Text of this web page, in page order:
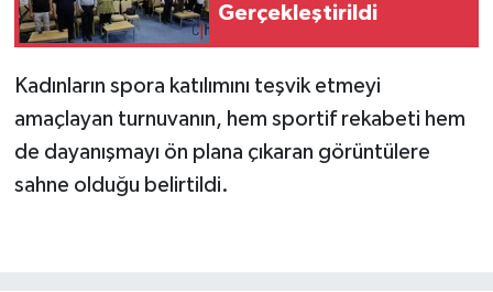
Gerçekleştirildi
Kadınların spora katılımını teşvik etmeyi
amaçlayan turnuvanın, hem sportif rekabeti hem
de dayanışmayı ön plana çıkaran görüntülere
sahne olduğu belirtildi.